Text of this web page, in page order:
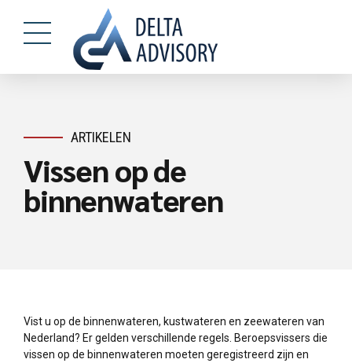
ARTIKELEN
Vissen op de
binnenwateren
Vist u op de binnenwateren, kustwateren en zeewateren van
Nederland? Er gelden verschillende regels. Beroepsvissers die
vissen op de binnenwateren moeten geregistreerd zijn en